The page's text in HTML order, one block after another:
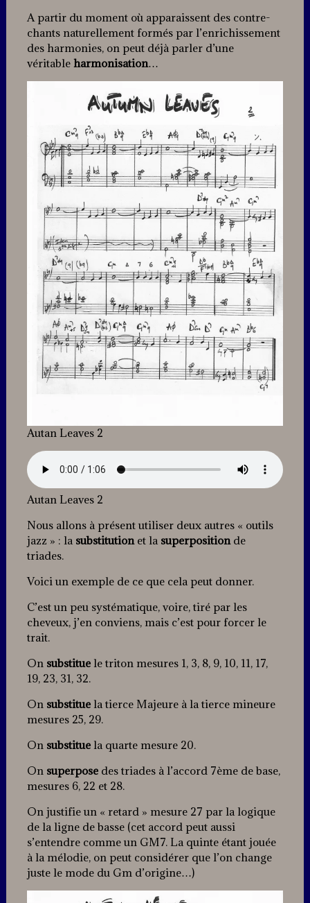
A partir du moment où apparaissent des contre-
chants naturellement formés par l’enrichissement
des harmonies, on peut déjà parler d’une
véritable harmonisation…
Autan Leaves 2
Autan Leaves 2
Nous allons à présent utiliser deux autres « outils
jazz » : la substitution et la superposition de
triades.
Voici un exemple de ce que cela peut donner.
C’est un peu systématique, voire, tiré par les
cheveux, j’en conviens, mais c’est pour forcer le
trait.
On substituele triton mesures 1, 3, 8, 9, 10, 11, 17,
19, 23, 31, 32.
On substituela tierce Majeure à la tierce mineure
mesures 25, 29.
On substituela quarte mesure 20.
On superposedes triades à l’accord 7ème de base,
mesures 6, 22 et 28.
On justifie un « retard » mesure 27 par la logique
de la ligne de basse (cet accord peut aussi
s’entendre comme un GM7. La quinte étant jouée
à la mélodie, on peut considérer que l’on change
juste le mode du Gm d’origine…)